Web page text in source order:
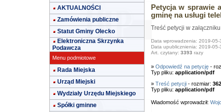
AKTUALNOŚCI
Zamówienia publiczne
Statut Gminy Olecko
Elektroniczna Skrzynka
Podawcza
Menu podmiotowe
Rada Miejska
Urząd Miejski
Wydziały Urzędu Miejskiego
Spółki gminne
Petycja w sprawie
gminę na usługi
Treść petycji w załączniku
Data wprowadzenia: 2019-05-
Data upublicznienia: 2019-05-
Art. czytany: 3393 razy
» Odpowiedź na petycję-
Typ pliku: application/pdf
» Treść petycji- rozmiar:
Typ pliku: application/pdf
Wiadomość wprowadził: